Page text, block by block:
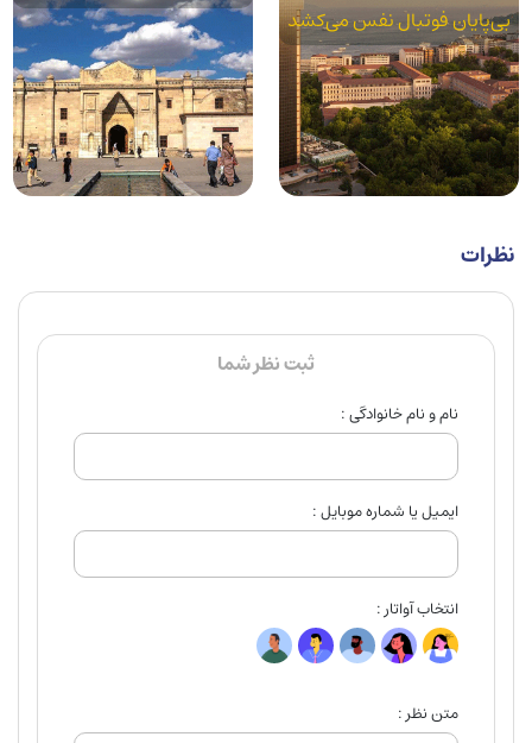
بی‌پایان فوتبال نفس می‌کشد
نظرات
ثبت نظر شما
نام و نام خانوادگی :
ایمیل یا شماره موبایل :
انتخاب آواتار :
متن نظر :